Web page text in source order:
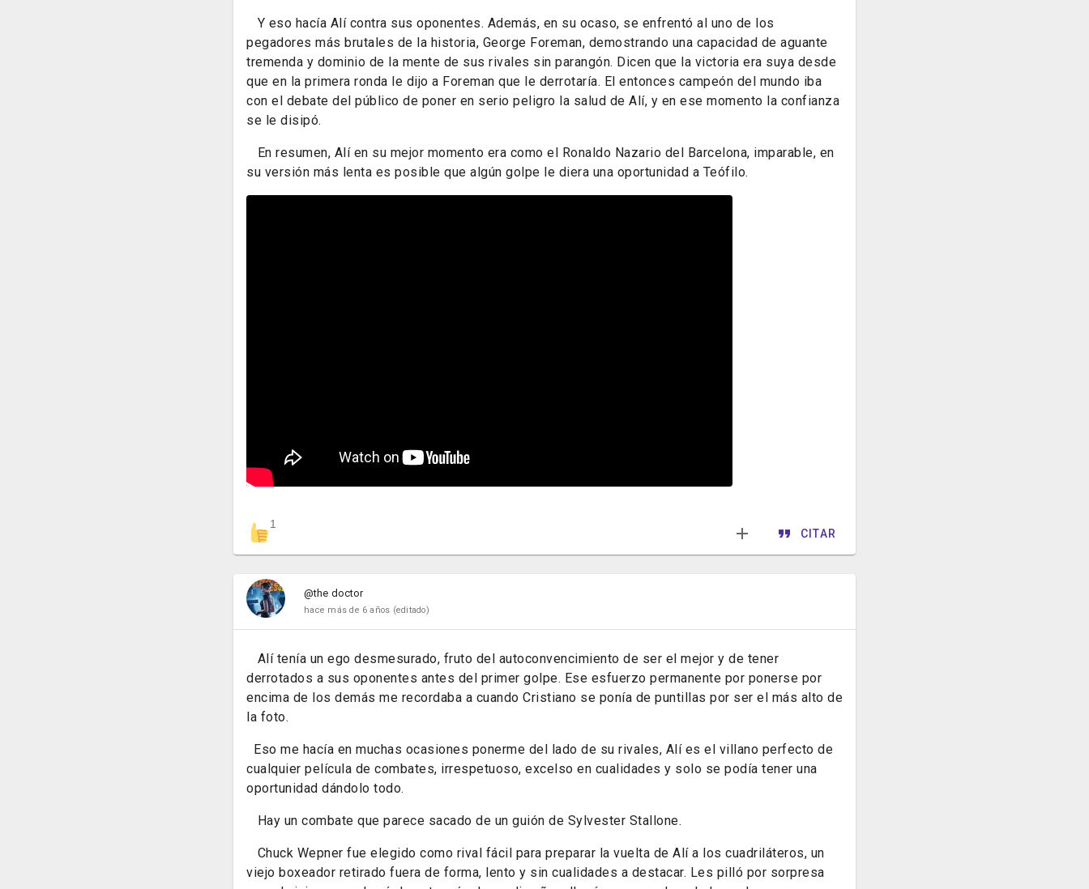
Y eso hacía Alí contra sus oponentes. Además, en su ocaso, se enfrentó al uno de los
pegadores más brutales de la historia, George Foreman, demostrando una capacidad de aguante
tremenda y dominio de la mente de sus rivales sin parangón. Dicen que la victoria era suya desde
que en la primera ronda le dijo a Foreman que le derrotaría. El entonces campeón del mundo iba
con el debate del público de poner en serio peligro la salud de Alí, y en ese momento la confianza
se le disipó.
En resumen, Alí en su mejor momento era como el Ronaldo Nazario del Barcelona, imparable, en
su versión más lenta es posible que algún golpe le diera una oportunidad a Teófilo.
1
CITAR
@the doctor
hace más de 6 años (editado)
Alí tenía un ego desmesurado, fruto del autoconvencimiento de ser el mejor y de tener
derrotados a sus oponentes antes del primer golpe. Ese esfuerzo permanente por ponerse por
encima de los demás me recordaba a cuando Cristiano se ponía de puntillas por ser el más alto de
la foto.
Eso me hacía en muchas ocasiones ponerme del lado de su rivales, Alí es el villano perfecto de
cualquier película de combates, irrespetuoso, excelso en cualidades y solo se podía tener una
oportunidad dándolo todo.
Hay un combate que parece sacado de un guión de Sylvester Stallone.
Chuck Wepner fue elegido como rival fácil para preparar la vuelta de Alí a los cuadriláteros, un
viejo boxeador retirado fuera de forma, lento y sin cualidades a destacar. Les pilló por sorpresa